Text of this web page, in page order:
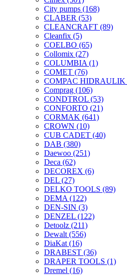
City pumps (168)
CLABER (53)
CLEANCRAFT (89)
Cleanfix (5)
COELBO (65)
Collomix (27)
COLUMBIA (1)
COMET (76)
COMPAC HIDRAULIK
Comprag (106)
CONDTROL (53)
CONFORTO (21)
CORMAK (641)
CROWN (10)
CUB CADET (40)
DAB (380)
Daewoo (251)
Deca (62)
DECOREX (6)
DEL (27)
DELKO TOOLS (89)
DEMA (122)
DEN-SIN (3)
DENZEL (122)
Detoolz (211)
Dewalt (556)
DiaKat (16)
DRABEST (36)
DRAPER TOOLS (1)
Dremel (16)